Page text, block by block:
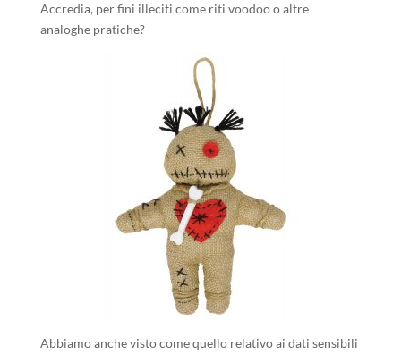
Accredia, per fini illeciti come riti voodoo o altre
analoghe pratiche?
Abbiamo anche visto come quello relativo ai dati sensibili